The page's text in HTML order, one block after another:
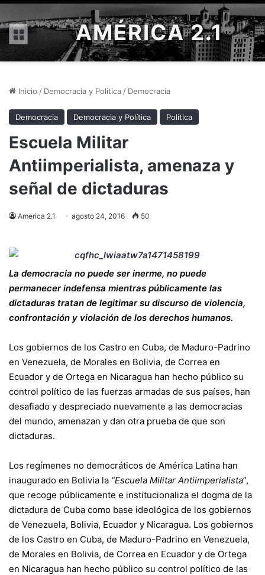
Menú AMÉRICA 2.1
Inicio / Democracia y Política / Democracia
Democracia Democracia y Política Política
Escuela Militar
Antiimperialista, amenaza y
señal de dictaduras
America 2.1 agosto 24, 2016 50
La democracia no puede ser inerme, no puede
permanecer indefensa mientras públicamente las
dictaduras tratan de legitimar su discurso de violencia,
confrontación y violación de los derechos humanos.
Los gobiernos de los Castro en Cuba, de Maduro-Padrino
en Venezuela, de Morales en Bolivia, de Correa en
Ecuador y de Ortega en Nicaragua han hecho público su
control político de las fuerzas armadas de sus países, han
desafiado y despreciado nuevamente a las democracias
del mundo, amenazan y dan otra prueba de que son
dictaduras.
Los regímenes no democráticos de América Latina han
inaugurado en Bolivia la “Escuela Militar Antiimperialista”,
que recoge públicamente e institucionaliza el dogma de la
dictadura de Cuba como base ideológica de los gobiernos
de Venezuela, Bolivia, Ecuador y Nicaragua. Los gobiernos
de los Castro en Cuba, de Maduro-Padrino en Venezuela,
de Morales en Bolivia, de Correa en Ecuador y de Ortega
en Nicaragua han hecho público su control político de las